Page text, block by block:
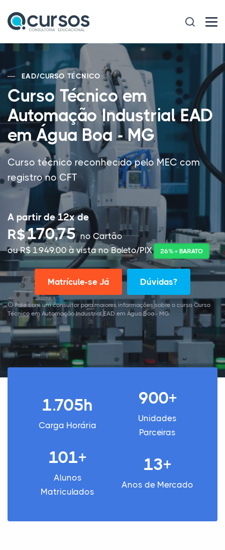
EAD/CURSO TÉCNICO
Curso Técnico em
Automação Industrial EAD
em Água Boa - MG
Curso técnico reconhecido pelo MEC com
registro no CFT
A partir de 12x de
R$170,75no Cartão
ou R$ 1.949,00 à vista no Boleto/PIX
26% + BARATO
Matrícule-se Já Dúvidas?
Fale com um consultor para maiores informações sobre o curso Curso
Técnico em Automação Industrial EAD em Água Boa - MG.
1.705h
Carga Horária
900+
Unidades
Parceiras
101+
Alunos
Matriculados
13+
Anos de Mercado